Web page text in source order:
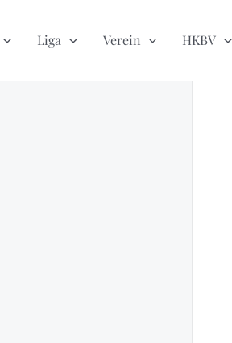
Liga Verein HKBV